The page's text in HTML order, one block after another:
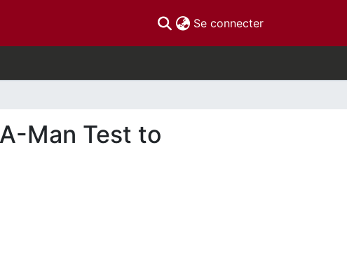
Se connecter(current)
Man Test to